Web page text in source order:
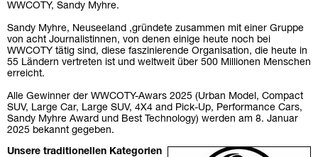
WWCOTY, Sandy Myhre.
Sandy Myhre, Neuseeland ,gründete zusammen mit einer Gruppe
von acht Journalistinnen, von denen einige heute noch bei
WWCOTY tätig sind, diese faszinierende Organisation, die heute in
55 Ländern vertreten ist und weltweit über 500 Millionen Menschen
erreicht.
Alle Gewinner der WWCOTY-Awars 2025 (Urban Model, Compact
SUV, Large Car, Large SUV, 4X4 and Pick-Up, Performance Cars,
Sandy Myhre Award und Best Technology) werden am 8. Januar
2025 bekannt gegeben.
Unsere traditionellen Kategorien